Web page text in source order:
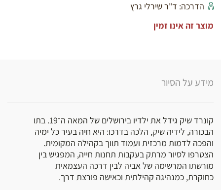
הדרכה: ד"ר שירלי גרץ
מוצר זה אינו זמין
מידע על הסיור
קונרד שיק גידל את ילדיו בירושלים של המאה ה־19. בתו
הבכורה, לידיה שיק, הלכה בדרכו: היא חיה בעיר כל ימיה
והפכה לדמות מרכזית ועמוד תווך בקהילה המקומית.
הצטרפו לסיור מרתק בעקבות תחנות חייה, המפגיש בין
מורשתו המרשימה של אביה לבין דרכה העצמאית
כחוקרת, כמנהיגה קהילתית וכאישה פורצת דרך.